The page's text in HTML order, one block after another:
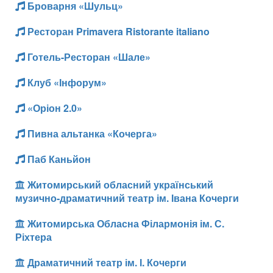
Броварня «Шульц»
Ресторан Primavera Ristorante italiano
Готель-Ресторан «Шале»
Клуб «Інфорум»
«Оріон 2.0»
Пивна альтанка «Кочерга»
Паб Каньйон
Житомирський обласний український
музично-драматичний театр ім. Івана Кочерги
Житомирська Обласна Філармонія ім. С.
Ріхтера
Драматичний театр ім. І. Кочерги